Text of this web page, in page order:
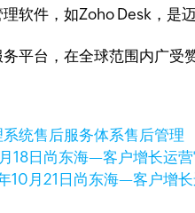
软件，如Zoho Desk，是
平台，在全球范围内广受
系统售后服务体系售后管理
18日 尚东海—客户增长运
10月21日 尚东海—客户增